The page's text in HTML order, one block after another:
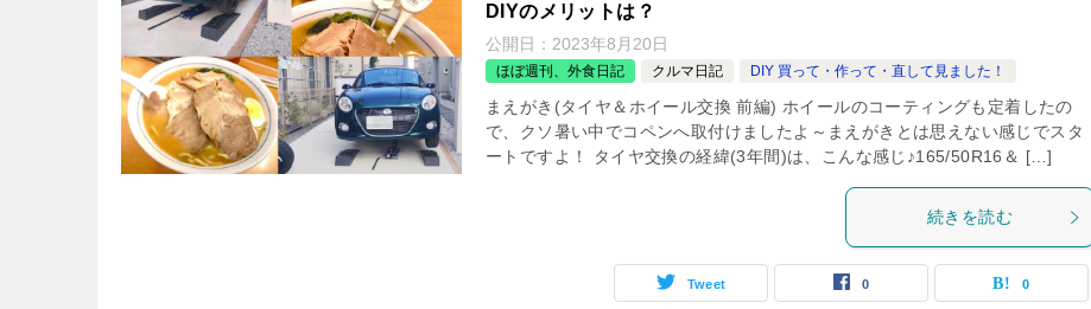
DIYのメリットは？
公開日： 2023年8月20日
ほぼ週刊、外食日記 クルマ日記 DIY 買って・作って・直して見ました！
まえがき(タイヤ＆ホイール交換 前編) ホイールのコーティングも定着したの
で、クソ暑い中でコペンへ取付けましたよ～まえがきとは思えない感じでスタ
ートですよ！ タイヤ交換の経緯(3年間)は、こんな感じ♪165/50R16＆ […]
続きを読む
Tweet 0 0